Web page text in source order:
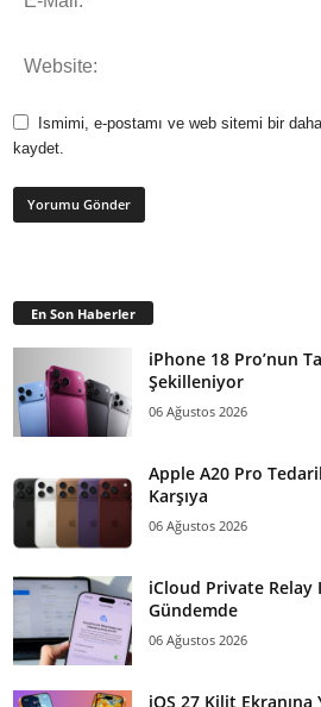
Ismimi, e-postamı ve web sitemi bir
kaydet.
En Son Haberler
iPhone 18 Pro’nun
Şekilleniyor
06 Ağustos 2026
Apple A20 Pro
Karşıya
06 Ağustos 2026
iCloud Private Relay
Gündemde
06 Ağustos 2026
iOS 27 Kilit